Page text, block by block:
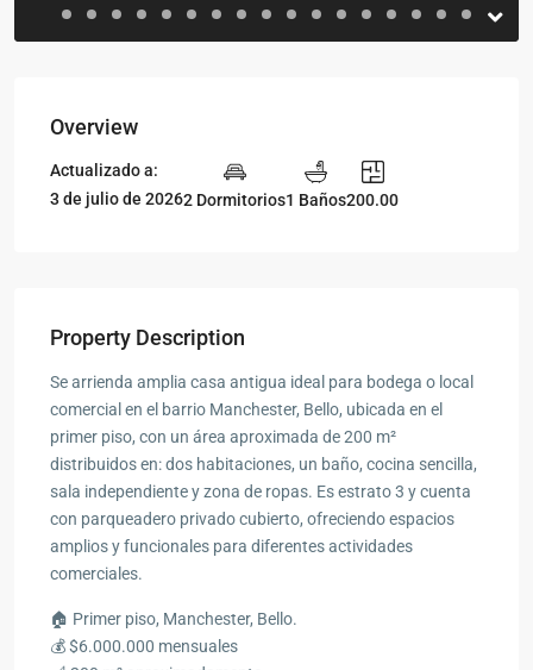
Overview
Actualizado a:
3 de julio de 20262 Dormitorios1 Baños200.00
Property Description
Se arrienda amplia casa antigua ideal para bodega o local
comercial en el barrio Manchester, Bello, ubicada en el
primer piso, con un área aproximada de 200 m²
distribuidos en: dos habitaciones, un baño, cocina sencilla,
sala independiente y zona de ropas. Es estrato 3 y cuenta
con parqueadero privado cubierto, ofreciendo espacios
amplios y funcionales para diferentes actividades
comerciales.
🏠 Primer piso, Manchester, Bello.
💰 $6.000.000 mensuales